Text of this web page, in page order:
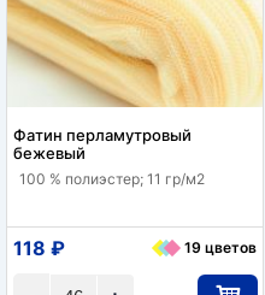
Фатин перламутровый
бежевый
100 % полиэстер; 11 гр/м2
118 ₽ 19 цветов